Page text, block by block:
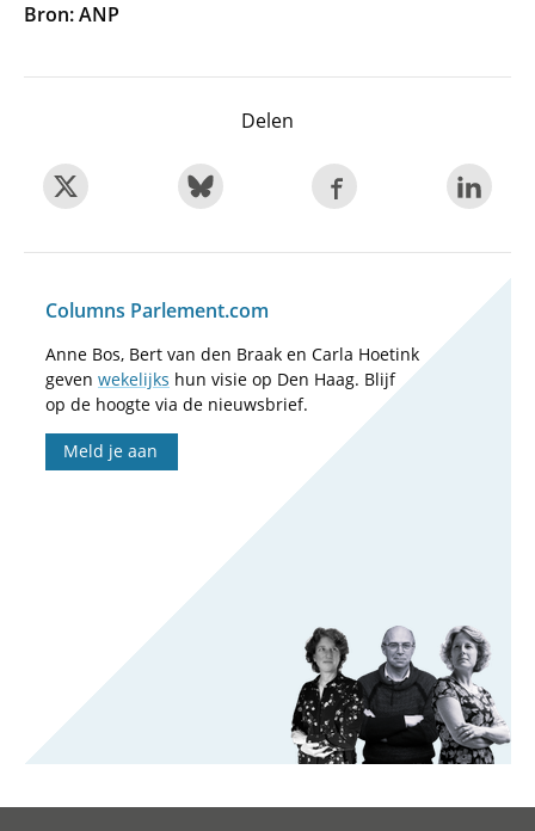
Bron: ANP
Delen
Columns Parlement.com
Anne Bos, Bert van den Braak en Carla Hoetink
geven wekelijks hun visie op Den Haag. Blijf
op de hoogte via de nieuwsbrief.
Meld je aan